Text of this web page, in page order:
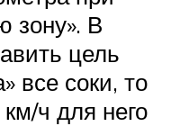
зону». В
цель
все соки, то
ч для него